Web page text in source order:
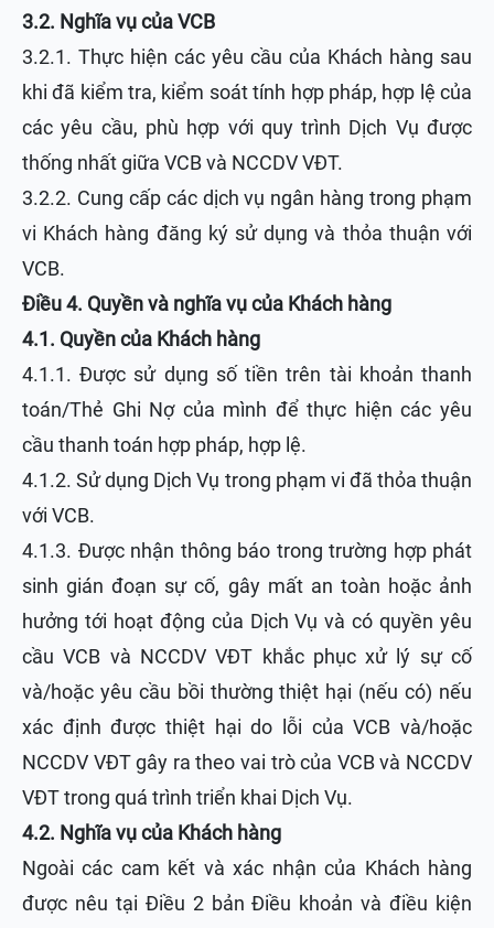
3.2. Nghĩa vụ của VCB
3.2.1. Thực hiện các yêu cầu của Khách hàng sau
khi đã kiểm tra, kiểm soát tính hợp pháp, hợp lệ của
các yêu cầu, phù hợp với quy trình Dịch Vụ được
thống nhất giữa VCB và NCCDV VĐT.
3.2.2. Cung cấp các dịch vụ ngân hàng trong phạm
vi Khách hàng đăng ký sử dụng và thỏa thuận với
VCB.
Điều 4. Quyền và nghĩa vụ của Khách hàng
4.1. Quyền của Khách hàng
4.1.1. Được sử dụng số tiền trên tài khoản thanh
toán/Thẻ Ghi Nợ của mình để thực hiện các yêu
cầu thanh toán hợp pháp, hợp lệ.
4.1.2. Sử dụng Dịch Vụ trong phạm vi đã thỏa thuận
với VCB.
4.1.3. Được nhận thông báo trong trường hợp phát
sinh gián đoạn sự cố, gây mất an toàn hoặc ảnh
hưởng tới hoạt động của Dịch Vụ và có quyền yêu
cầu VCB và NCCDV VĐT khắc phục xử lý sự cố
và/hoặc yêu cầu bồi thường thiệt hại (nếu có) nếu
xác định được thiệt hại do lỗi của VCB và/hoặc
NCCDV VĐT gây ra theo vai trò của VCB và NCCDV
VĐT trong quá trình triển khai Dịch Vụ.
4.2. Nghĩa vụ của Khách hàng
Ngoài các cam kết và xác nhận của Khách hàng
được nêu tại Điều 2 bản Điều khoản và điều kiện